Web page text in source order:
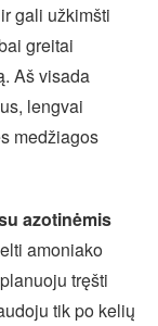
gali užkimšti
greitai
Aš visada
lengvai
medžiagos
azotinėmis
amoniako
tręšti
tik po kelių